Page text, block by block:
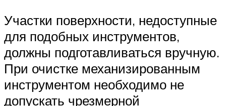
Участки поверхности, недоступные
для подобных инструментов,
должны подготавливаться вручную.
При очистке механизированным
инструментом необходимо не
допускать чрезмерной